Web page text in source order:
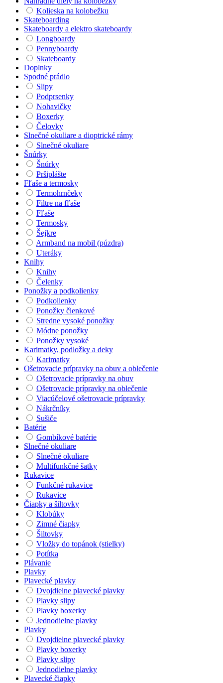
Kolieska na kolobežku
Skateboarding
Skateboardy a elektro skateboardy
Longboardy
Pennyboardy
Skateboardy
Doplnky
Spodné prádlo
Slipy
Podprsenky
Nohavičky
Boxerky
Čelovky
Slnečné okuliare a dioptrické rámy
Slnečné okuliare
Šnúrky
Šnúrky
Pršiplášte
Fľaše a termosky
Termohrnčeky
Filtre na fľaše
Fľaše
Termosky
Šejkre
Armband na mobil (púzdra)
Uteráky
Knihy
Knihy
Čelenky
Ponožky a podkolienky
Podkolienky
Ponožky členkové
Stredne vysoké ponožky
Módne ponožky
Ponožky vysoké
Karimatky, podložky a deky
Karimatky
Ošetrovacie prípravky na obuv a oblečenie
Ošetrovacie prípravky na obuv
Ošetrovacie prípravky na oblečenie
Viacúčelové ošetrovacie prípravky
Nákrčníky
Sušiče
Batérie
Gombíkové batérie
Slnečné okuliare
Slnečné okuliare
Multifunkčné šatky
Rukavice
Funkčné rukavice
Rukavice
Čiapky a šiltovky
Klobúky
Zimné čiapky
Šiltovky
Vložky do topánok (stielky)
Potítka
Plávanie
Plavky
Plavecké plavky
Dvojdielne plavecké plavky
Plavky slipy
Plavky boxerky
Jednodielne plavky
Plavky
Dvojdielne plavecké plavky
Plavky boxerky
Plavky slipy
Jednodielne plavky
Plavecké čiapky